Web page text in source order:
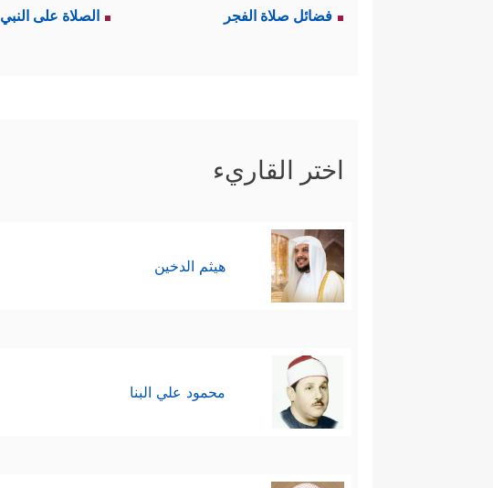
فضائل صلاة الفجر الصلاة على النبي
اختر القاريء
هيثم الدخين
محمود علي البنا